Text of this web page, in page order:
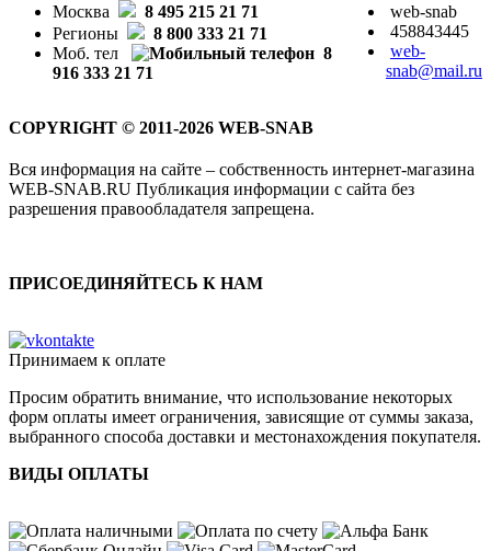
Москва
8 495 215 21 71
Регионы
8 800 333 21 71
Моб. тел
8
916 333 21 71
web-snab
458843445
web-
snab@mail.ru
COPYRIGHT © 2011-2026 WEB-SNAB
Вся информация на сайте – собственность интернет-магазина
WEB-SNAB.RU Публикация информации с сайта без
разрешения правообладателя запрещена.
ПРИСОЕДИНЯЙТЕСЬ К НАМ
Принимаем к оплате
Просим обратить внимание, что использование некоторых
форм оплаты имеет ограничения, зависящие от суммы заказа,
выбранного способа доставки и местонахождения покупателя.
ВИДЫ ОПЛАТЫ